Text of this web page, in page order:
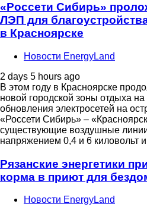
«Россети Сибирь»
ЛЭП для
в Красноярске
Новости EnergyLand
2 days 5 hours ago
В этом году в Красноярске
новой городской зоны отдыха
обновления электросетей на
«Россети Сибирь» –
существующие воздушные
напряжением 0,4 и 6 киловольт
Рязанские энергетики
корма в приют для
Новости EnergyLand